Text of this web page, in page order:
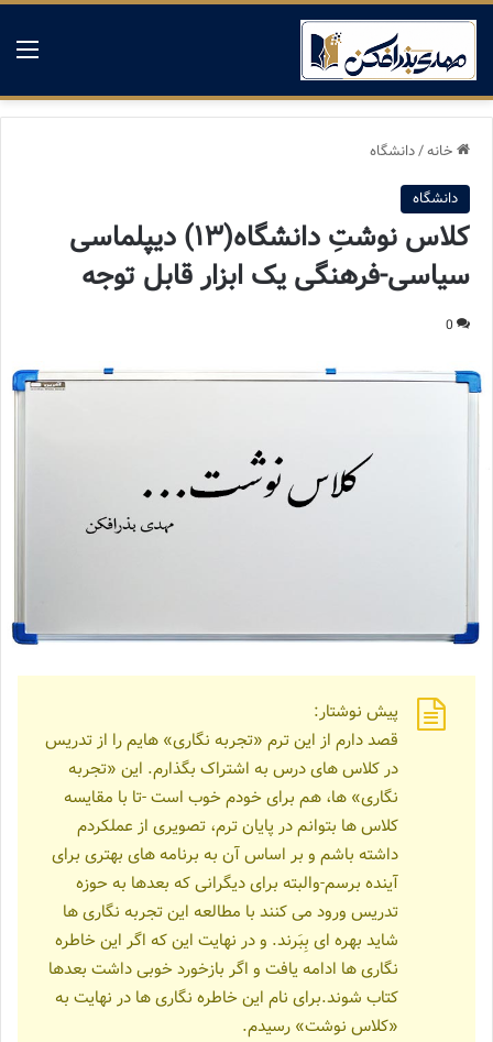
خانه/دانشگاه
دانشگاه
کلاس نوشتِ دانشگاه(۱۳) دیپلماسی
سیاسی-فرهنگی یک ابزار قابل توجه
0
پیش نوشتار:
قصد دارم از این ترم «تجربه نگاری» هایم را از تدریس
در کلاس های درس به اشتراک بگذارم. این «تجربه
نگاری» ها، هم برای خودم خوب است -تا با مقایسه
کلاس ها بتوانم در پایان ترم، تصویری از عملکردم
داشته باشم و بر اساس آن به برنامه های بهتری برای
آینده برسم-والبته برای دیگرانی که بعدها به حوزه
تدریس ورود می کنند با مطالعه این تجربه نگاری ها
شاید بهره ای بِبَرند. و در نهایت این که اگر این خاطره
نگاری ها ادامه یافت و اگر بازخورد خوبی داشت بعدها
کتاب شوند.برای نام این خاطره نگاری ها در نهایت به
«کلاس نوشت» رسیدم.